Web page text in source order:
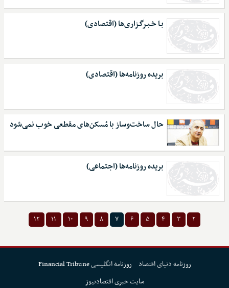
بـا خـبـرگـزاری‌ها (اقتصادی)
بریده روزنامه‌ها (اقتصادی)
حال ساخت‌وساز با مُسکن‌های مقطعی خوب نمی‌شود
بریده روزنامه‌ها (اجتماعی)
۲ ۳ ۴ ۵ ۶ ۷ ۸ ۹ ۱۰ ۱۱ ۱۲
روزنامه دنیای اقتصاد
روزنامه انگلیسی Financial Tribune
سایت خبری اقتصادنیوز